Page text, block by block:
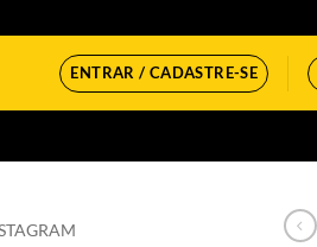
ENTRAR / CADASTRE-SE